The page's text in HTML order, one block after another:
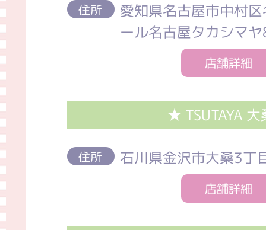
住所
愛知県名古屋市中村
ール名古屋タカシマ
店舗詳細
★ TSUTAYA 大
住所 石川県金沢市大桑3丁
店舗詳細